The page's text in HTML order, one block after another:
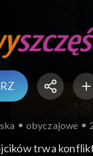
obyczajowe
trwa